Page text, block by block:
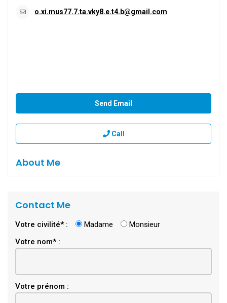
o.xi.mus77.7.ta.vky8.e.t4.b@gmail.com
Send Email
Call
About Me
Contact Me
Votre civilité* : Madame
Monsieur
Votre nom* :
Votre prénom :